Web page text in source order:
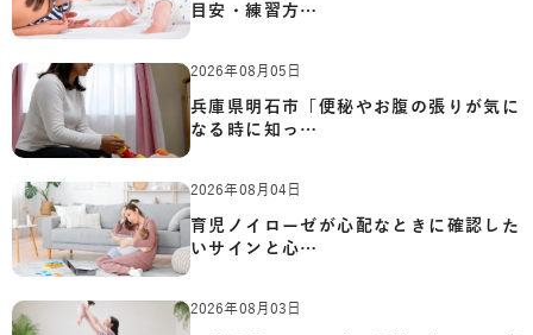
目安・練習方…
2026年08月05日
兵庫県明石市「便秘やお腹の張りが気に
なる時に知っ…
2026年08月04日
育児ノイローゼが心配なときに確認した
いサインと心…
2026年08月03日